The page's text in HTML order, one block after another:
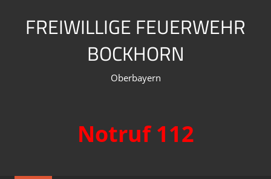
FREIWILLIGE FEUERWEHR
BOCKHORN
Oberbayern
Notruf 112